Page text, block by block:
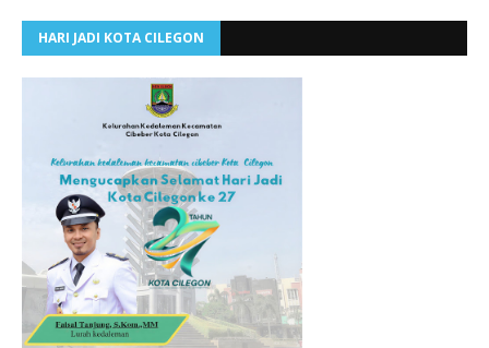
HARI JADI KOTA CILEGON